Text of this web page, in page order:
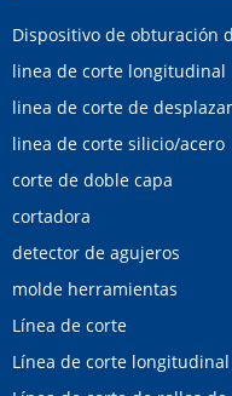
linea de corte longitudinal
linea de corte de
linea de corte silicio/acero
corte de doble capa
cortadora
detector de agujeros
molde herramientas
Línea de corte
Línea de corte longitudinal